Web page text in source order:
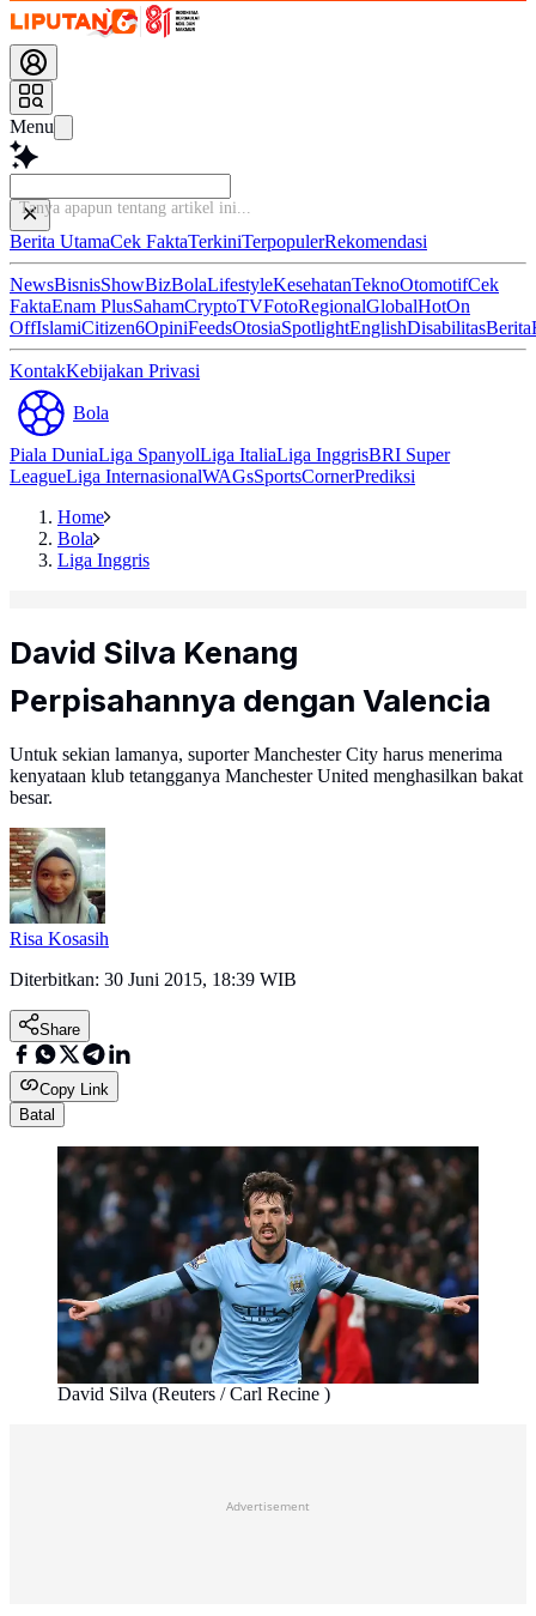
Menu
Tanya apapun tent
Berita UtamaCek FaktaTerkiniTerpopulerRekomendasi
NewsBisnisShowBizBolaLifestyleKesehatanTeknoOtomotifCek
FaktaEnam PlusSahamCryptoTVFotoRegionalGlobalHotOn
OffIslamiCitizen6OpiniFeedsOtosiaSpotlightEnglishDisabilitasBerita
KontakKebijakan Privasi
Bola
Piala DuniaLiga SpanyolLiga ItaliaLiga InggrisBRI Super
LeagueLiga InternasionalWAGsSportsCornerPrediksi
Home
Bola
Liga Inggris
David Silva Kenang
Perpisahannya dengan Valencia
Untuk sekian lamanya, suporter Manchester City harus menerima
kenyataan klub tetangganya Manchester United menghasilkan bakat
besar.
Risa Kosasih
Diterbitkan: 30 Juni 2015, 18:39 WIB
Share
Copy Link
Batal
David Silva (Reuters / Carl Recine )
Advertisement